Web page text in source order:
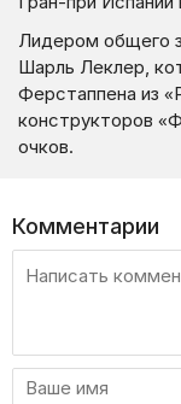
Лидером общего
Шарль Леклер,
Ферстаппена из
конструкторов
очков.
Комментарии